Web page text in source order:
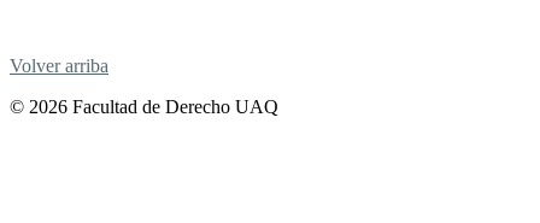
Volver arriba
© 2026 Facultad de Derecho UAQ